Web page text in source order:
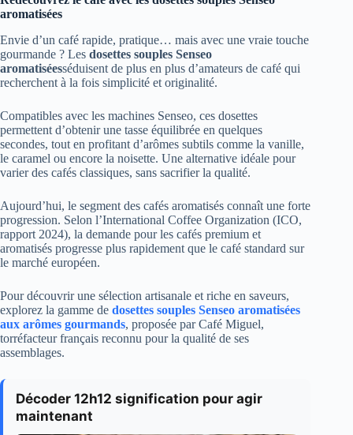
aromatisées
Envie d’un café rapide, pratique… mais avec une vraie touche
gourmande ? Les dosettes souples Senseo
aromatiséesséduisent de plus en plus d’amateurs de café qui
recherchent à la fois simplicité et originalité.
Compatibles avec les machines Senseo, ces dosettes
permettent d’obtenir une tasse équilibrée en quelques
secondes, tout en profitant d’arômes subtils comme la vanille,
le caramel ou encore la noisette. Une alternative idéale pour
varier des cafés classiques, sans sacrifier la qualité.
Aujourd’hui, le segment des cafés aromatisés connaît une forte
progression. Selon l’International Coffee Organization (ICO,
rapport 2024), la demande pour les cafés premium et
aromatisés progresse plus rapidement que le café standard sur
le marché européen.
Pour découvrir une sélection artisanale et riche en saveurs,
explorez la gamme de dosettes souples Senseo aromatisées
aux arômes gourmands, proposée par Café Miguel,
torréfacteur français reconnu pour la qualité de ses
assemblages.
Décoder 12h12 signification pour agir
maintenant